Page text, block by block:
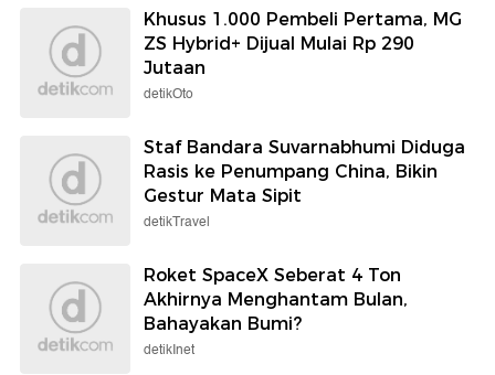
Khusus 1.000 Pembeli Pertama, MG
ZS Hybrid+ Dijual Mulai Rp 290
Jutaan
detikOto
Staf Bandara Suvarnabhumi Diduga
Rasis ke Penumpang China, Bikin
Gestur Mata Sipit
detikTravel
Roket SpaceX Seberat 4 Ton
Akhirnya Menghantam Bulan,
Bahayakan Bumi?
detikInet